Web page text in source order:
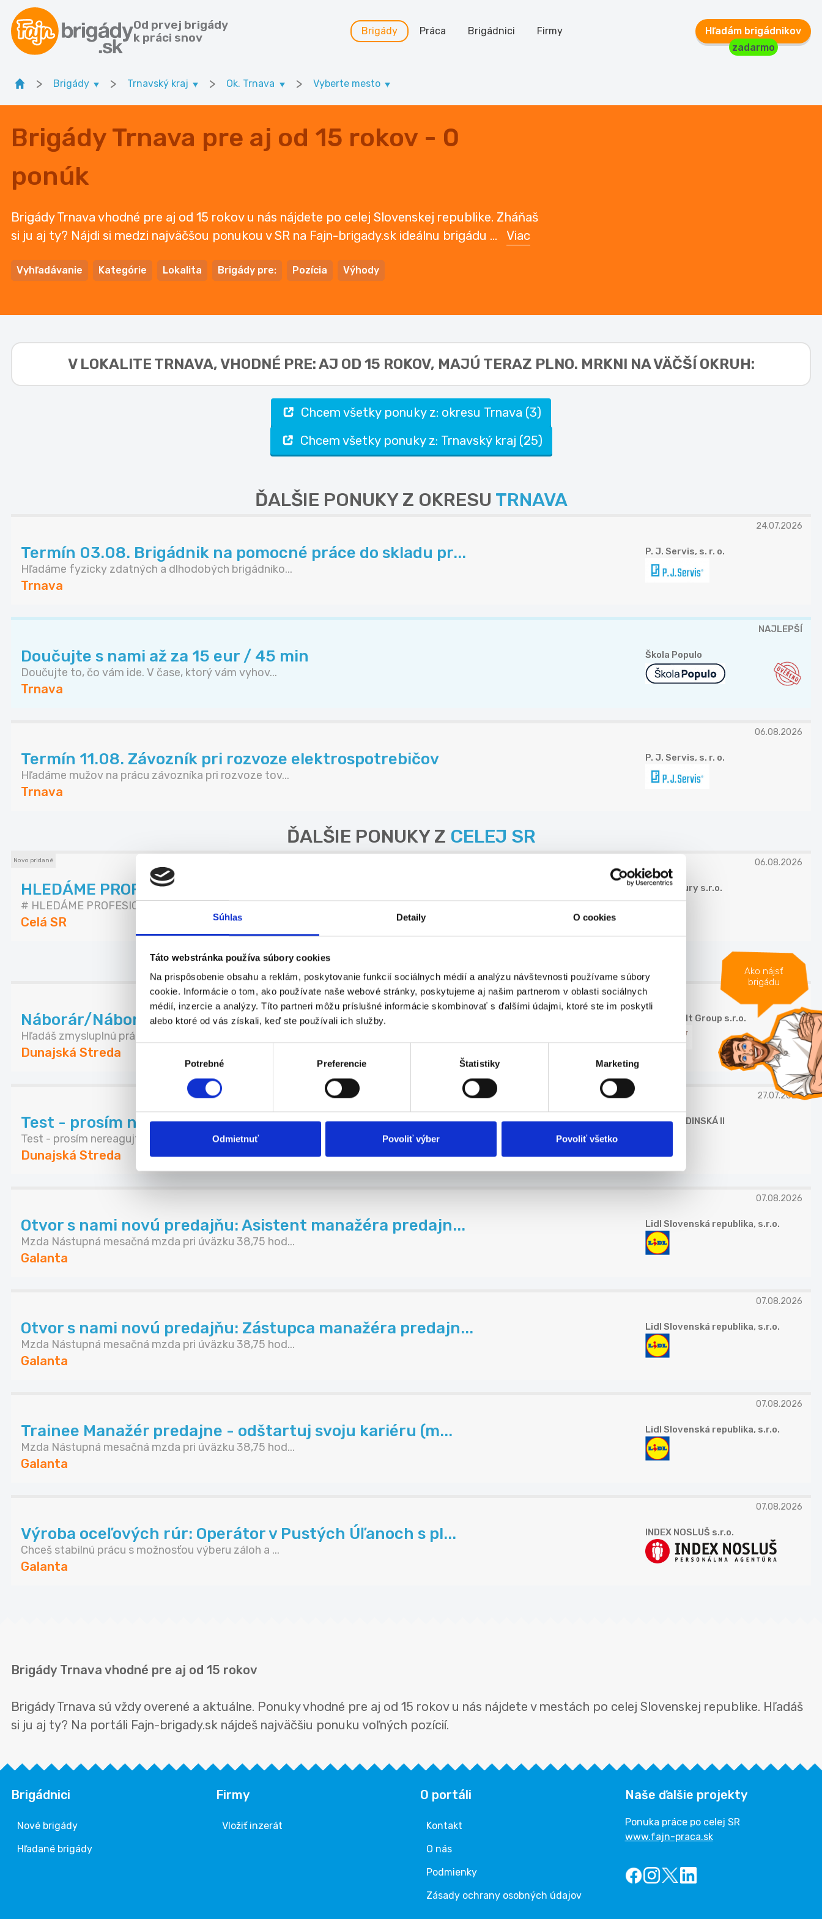
Súhlas Detaily O cookies
Táto webstránka používa súbory cookies
Na prispôsobenie obsahu a reklám, poskytovanie funkcií sociálnych médií a analýzu návštevnosti používame súbory
cookie. Informácie o tom, ako používate naše webové stránky, poskytujeme aj našim partnerom v oblasti sociálnych
médií, inzercie a analýzy. Títo partneri môžu príslušné informácie skombinovať s ďalšími údajmi, ktoré ste im poskytli
alebo ktoré od vás získali, keď ste používali ich služby.
Potrebné Preferencie Štatistiky Marketing
Odmietnuť Povoliť výber Povoliť všetko
Od prvej brigády
k práci snov
Brigády Práca Brigádnici Firmy
Hľadám brigádnikov
zadarmo
Ako nájsť
brigádu
> Brigády > Trnavský kraj > Ok. Trnava > Vyberte mesto
Brigády Trnava pre aj od 15 rokov - 0
ponúk
Brigády Trnava vhodné pre aj od 15 rokov u nás nájdete po celej Slovenskej republike. Zháňaš
si ju aj ty? Nájdi si medzi najväčšou ponukou v SR na Fajn-brigady.sk ideálnu brigádu ... Viac
Vyhľadávanie Kategórie Lokalita Brigády pre: Pozícia Výhody
V LOKALITE TRNAVA, VHODNÉ PRE: AJ OD 15 ROKOV, MAJÚ TERAZ PLNO. MRKNI NA VÄČŠÍ OKRUH:
Chcem všetky ponuky z: okresu Trnava (3)
Chcem všetky ponuky z: Trnavský kraj (25)
ĎALŠIE PONUKY Z OKRESU TRNAVA
24.07.2026
Termín 03.08. Brigádnik na pomocné práce do skladu pr...
Hľadáme fyzicky zdatných a dlhodobých brigádniko...
Trnava
P. J. Servis, s. r. o.
NAJLEPŠÍ
Doučujte s nami až za 15 eur / 45 min
Doučujte to, čo vám ide. V čase, ktorý vám vyhov...
Trnava
Škola Populo
06.08.2026
Termín 11.08. Závozník pri rozvoze elektrospotrebičov
Hľadáme mužov na prácu závozníka pri rozvoze tov...
Trnava
P. J. Servis, s. r. o.
ĎALŠIE PONUKY Z CELEJ SR
Novo pridané 06.08.2026
HLEDÁME PROFESIONÁLY DO OSTRAHY – PRAHA
# HLEDÁME PROFESIONÁLY DO OSTRAHY – PRAHA **N...
Celá SR
royal luxury s.r.o.
ĎALŠIE PONUKY Z KRAJA
27.07.2026
Náborár/Náborárka s maďarčinou - 100% z domova
Hľadáš zmysluplnú prácu z domu, kde môžeš ovplyv...
Dunajská Streda
21 Consult Group s.r.o.
27.07.2026
Test - prosím nereagujte
Test - prosím nereagujte
Dunajská Streda
Petra BUDINSKÁ II
07.08.2026
Otvor s nami novú predajňu: Asistent manažéra predajn...
Mzda Nástupná mesačná mzda pri úväzku 38,75 hod...
Galanta
Lidl Slovenská republika, s.r.o.
07.08.2026
Otvor s nami novú predajňu: Zástupca manažéra predajn...
Mzda Nástupná mesačná mzda pri úväzku 38,75 hod...
Galanta
Lidl Slovenská republika, s.r.o.
07.08.2026
Trainee Manažér predajne - odštartuj svoju kariéru (m...
Mzda Nástupná mesačná mzda pri úväzku 38,75 hod...
Galanta
Lidl Slovenská republika, s.r.o.
07.08.2026
Výroba oceľových rúr: Operátor v Pustých Úľanoch s pl...
Chceš stabilnú prácu s možnosťou výberu záloh a ...
Galanta
INDEX NOSLUŠ s.r.o.
Brigády Trnava vhodné pre aj od 15 rokov
Brigády Trnava sú vždy overené a aktuálne. Ponuky vhodné pre aj od 15 rokov u nás nájdete v mestách po celej Slovenskej republike. Hľadáš
si ju aj ty? Na portáli Fajn-brigady.sk nájdeš najväčšiu ponuku voľných pozícií.
Brigádnici
Nové brigády
Hľadané brigády
Firmy
Vložiť inzerát
O portáli
Kontakt
O nás
Podmienky
Zásady ochrany osobných údajov
Naše ďalšie projekty
Ponuka práce po celej SR
www.fajn-praca.sk